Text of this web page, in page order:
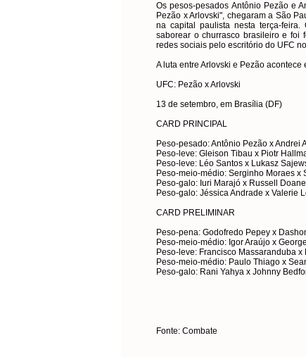
Os pesos-pesados Antônio Pezão e
Pezão x Arlovski", chegaram a São
na capital paulista nesta terça-
saborear o churrasco brasileiro e foi
redes sociais pelo escritório do UFC
A luta entre Arlovski e Pezão
UFC: Pezão x Arlovski
13 de setembro, em Brasília (DF)
CARD PRINCIPAL
Peso-pesado: Antônio Pezão x Andrei
Peso-leve: Gleison Tibau x Piotr
Peso-leve: Léo Santos x Lukasz
Peso-meio-médio: Serginho Moraes x
Peso-galo: Iuri Marajó x Russell Doane
Peso-galo: Jéssica Andrade x Valerie
CARD PRELIMINAR
Peso-pena: Godofredo Pepey x
Peso-meio-médio: Igor Araújo x
Peso-leve: Francisco Massaranduba x
Peso-meio-médio: Paulo Thiago x
Peso-galo: Rani Yahya x Johnny
Fonte: Combate